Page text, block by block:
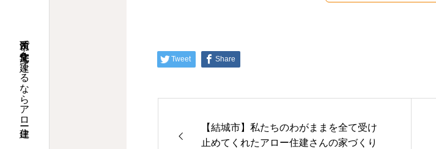
筑西市で注文住宅を建てるならアロー住建 Tweet Share
【結城市】私たちのわがままを全て受け
止めてくれたアロー住建さんの家づくり